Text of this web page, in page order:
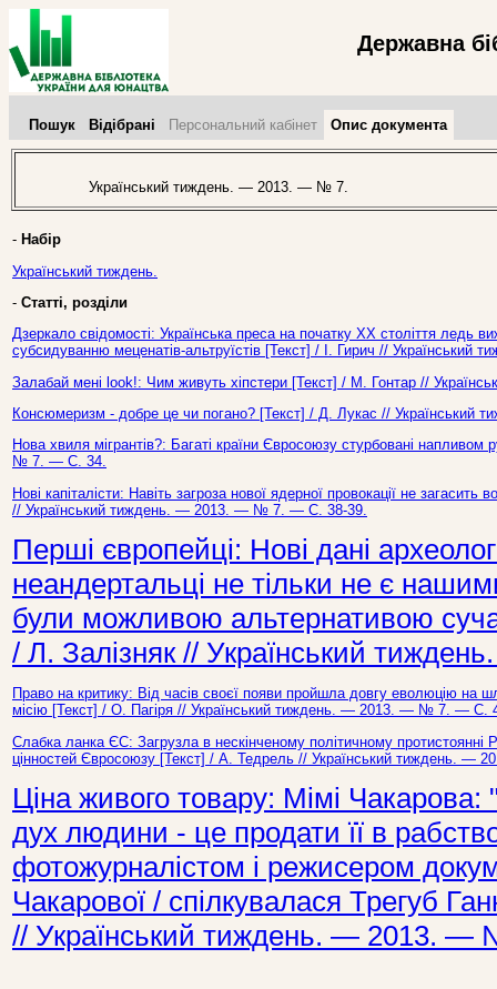
Державна
Пошук Відібрані Персональний кабінет Опис документа
Український тиждень. — 2013. — № 7.
- Набір
Український тиждень.
- Статті, розділи
Дзеркало свідомості: Українська преса на початку ХХ століття ледь
субсидуванню меценатів-альтруїстів [Текст] / І. Гирич //
Залабай мені look!: Чим живуть хіпстери [Текст] / М. Гонтар //
Консюмеризм - добре це чи погано? [Текст] / Д. Лукас //
Нова хвиля мігрантів?: Багаті країни Євросоюзу стурбовані
№ 7. — С. 34.
Нові капіталісти: Навіть загроза нової ядерної провокації не
// Український тиждень. — 2013. — № 7. — С. 38-39.
Перші європейці: Нові дані
неандертальці не тільки не є
були можливою альтернативою
/ Л. Залізняк // Український
Право на критику: Від часів своєї появи пройшла довгу еволюцію на
місію [Текст] / О. Пагіря // Український тиждень. — 2013. — № 7. — С.
Слабка ланка ЄС: Загрузла в нескінченому політичному
цінностей Євросоюзу [Текст] / А. Тедрель // Український тиждень.
Ціна живого товару: Мімі
дух людини - це продати її в
фотожурналістом і режисером
Чакарової / спілкувалася Трегуб
// Український тиждень. — 2013.